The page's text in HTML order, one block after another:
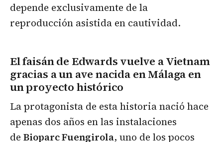
depende exclusivamente de la
reproducción asistida en cautividad.
El faisán de Edwards vuelve a Vietnam
gracias a un ave nacida en Málaga en
un proyecto histórico
La protagonista de esta historia nació hace
apenas dos años en las instalaciones
de Bioparc Fuengirola, uno de los pocos